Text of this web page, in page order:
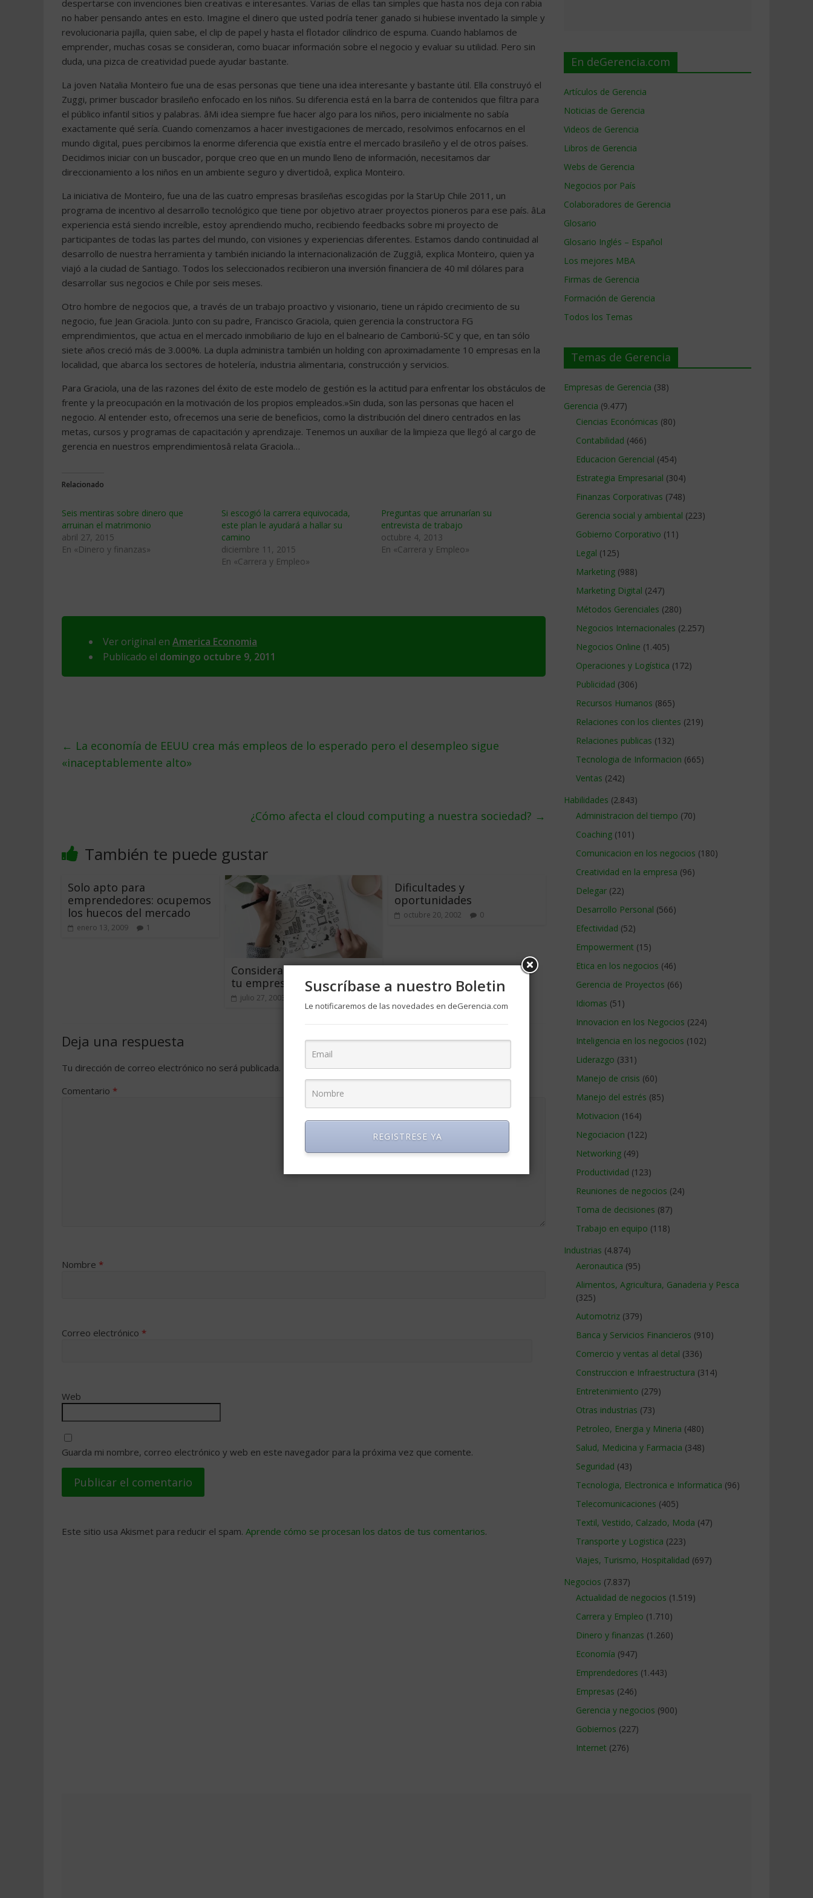
despertarse con invenciones bien creativas e interesantes. Varias de ellas tan simples que hasta nos deja con rabia
no haber pensando antes en esto. Imagine el dinero que usted podría tener ganado si hubiese inventado la simple y
revolucionaria pajilla, quien sabe, el clip de papel y hasta el flotador cilíndrico de espuma. Cuando hablamos de
emprender, muchas cosas se consideran, como buacar información sobre el negocio y evaluar su utilidad. Pero sin
duda, una pizca de creatividad puede ayudar bastante.
La joven Natalia Monteiro fue una de esas personas que tiene una idea interesante y bastante útil. Ella construyó el
Zuggi, primer buscador brasileño enfocado en los niños. Su diferencia está en la barra de contenidos que filtra para
el público infantil sitios y palabras. âMi idea siempre fue hacer algo para los niños, pero inicialmente no sabía
exactamente qué sería. Cuando comenzamos a hacer investigaciones de mercado, resolvimos enfocarnos en el
mundo digital, pues percibimos la enorme diferencia que existía entre el mercado brasileño y el de otros países.
Decidimos iniciar con un buscador, porque creo que en un mundo lleno de información, necesitamos dar
direccionamiento a los niños en un ambiente seguro y divertidoâ, explica Monteiro.
La iniciativa de Monteiro, fue una de las cuatro empresas brasileñas escogidas por la StarUp Chile 2011, un
programa de incentivo al desarrollo tecnológico que tiene por objetivo atraer proyectos pioneros para ese país. âLa
experiencia está siendo increíble, estoy aprendiendo mucho, recibiendo feedbacks sobre mi proyecto de
participantes de todas las partes del mundo, con visiones y experiencias diferentes. Estamos dando continuidad al
desarrollo de nuestra herramienta y también iniciando la internacionalización de Zuggiâ, explica Monteiro, quien ya
viajó a la ciudad de Santiago. Todos los seleccionados recibieron una inversión financiera de 40 mil dólares para
desarrollar sus negocios e Chile por seis meses.
Otro hombre de negocios que, a través de un trabajo proactivo y visionario, tiene un rápido crecimiento de su
negocio, fue Jean Graciola. Junto con su padre, Francisco Graciola, quien gerencia la constructora FG
emprendimientos, que actua en el mercado inmobiliario de lujo en el balneario de Camboriú-SC y que, en tan sólo
siete años creció más de 3.000%. La dupla administra también un holding con aproximadamente 10 empresas en la
localidad, que abarca los sectores de hotelería, industria alimentaria, construcción y servicios.
Para Graciola, una de las razones del éxito de este modelo de gestión es la actitud para enfrentar los obstáculos de
frente y la preocupación en la motivación de los propios empleados.»Sin duda, son las personas que hacen el
negocio. Al entender esto, ofrecemos una serie de beneficios, como la distribución del dinero centrados en las
metas, cursos y programas de capacitación y aprendizaje. Tenemos un auxiliar de la limpieza que llegó al cargo de
gerencia en nuestros emprendimientosâ relata Graciola…
Relacionado
Seis mentiras sobre dinero que
arruinan el matrimonio
abril 27, 2015
En «Dinero y finanzas»
Si escogió la carrera equivocada,
este plan le ayudará a hallar su
camino
diciembre 11, 2015
En «Carrera y Empleo»
Preguntas que arrunarían su
entrevista de trabajo
octubre 4, 2013
En «Carrera y Empleo»
Ver original en America Economia
Publicado el domingo octubre 9, 2011
← La economía de EEUU crea más empleos de lo esperado pero el desempleo sigue
«inaceptablemente alto»
¿Cómo afecta el cloud computing a nuestra sociedad? →
También te puede gustar
Solo apto para
emprendedores: ocupemos
los huecos del mercado
enero 13, 2009 1
Consideraciones al iniciar
tu empresa propia (Parte I)
julio 27, 2003
Dificultades y
oportunidades
octubre 20, 2002 0
Deja una respuesta
Tu dirección de correo electrónico no será publicada. Los campos obligatorios están marcados con*
Comentario *
Nombre *
Correo electrónico *
Web
Guarda mi nombre, correo electrónico y web en este navegador para la próxima vez que comente.
Este sitio usa Akismet para reducir el spam. Aprende cómo se procesan los datos de tus comentarios.
En deGerencia.com
Artículos de Gerencia
Noticias de Gerencia
Videos de Gerencia
Libros de Gerencia
Webs de Gerencia
Negocios por País
Colaboradores de Gerencia
Glosario
Glosario Inglés – Español
Los mejores MBA
Firmas de Gerencia
Formación de Gerencia
Todos los Temas
Temas de Gerencia
Empresas de Gerencia (38)
Gerencia (9.477)
Ciencias Económicas (80)
Contabilidad (466)
Educacion Gerencial (454)
Estrategia Empresarial (304)
Finanzas Corporativas (748)
Gerencia social y ambiental (223)
Gobierno Corporativo (11)
Legal (125)
Marketing (988)
Marketing Digital (247)
Métodos Gerenciales (280)
Negocios Internacionales (2.257)
Negocios Online (1.405)
Operaciones y Logística (172)
Publicidad (306)
Recursos Humanos (865)
Relaciones con los clientes (219)
Relaciones publicas (132)
Tecnologia de Informacion (665)
Ventas (242)
Habilidades (2.843)
Administracion del tiempo (70)
Coaching (101)
Comunicacion en los negocios (180)
Creatividad en la empresa (96)
Delegar (22)
Desarrollo Personal (566)
Efectividad (52)
Empowerment (15)
Etica en los negocios (46)
Gerencia de Proyectos (66)
Idiomas (51)
Innovacion en los Negocios (224)
Inteligencia en los negocios (102)
Liderazgo (331)
Manejo de crisis (60)
Manejo del estrés (85)
Motivacion (164)
Negociacion (122)
Networking (49)
Productividad (123)
Reuniones de negocios (24)
Toma de decisiones (87)
Trabajo en equipo (118)
Industrias (4.874)
Aeronautica (95)
Alimentos, Agricultura, Ganaderia y Pesca
(325)
Automotriz (379)
Banca y Servicios Financieros (910)
Comercio y ventas al detal (336)
Construccion e Infraestructura (314)
Entretenimiento (279)
Otras industrias (73)
Petroleo, Energia y Mineria (480)
Salud, Medicina y Farmacia (348)
Seguridad (43)
Tecnologia, Electronica e Informatica (96)
Telecomunicaciones (405)
Textil, Vestido, Calzado, Moda (47)
Transporte y Logistica (223)
Viajes, Turismo, Hospitalidad (697)
Negocios (7.837)
Actualidad de negocios (1.519)
Carrera y Empleo (1.710)
Dinero y finanzas (1.260)
Economía (947)
Emprendedores (1.443)
Empresas (246)
Gerencia y negocios (900)
Gobiernos (227)
Internet (276)
Suscríbase a nuestro Boletin
Le notificaremos de las novedades en deGerencia.com
REGISTRESE YA